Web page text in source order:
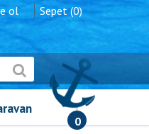
ol Sepet (0)
0